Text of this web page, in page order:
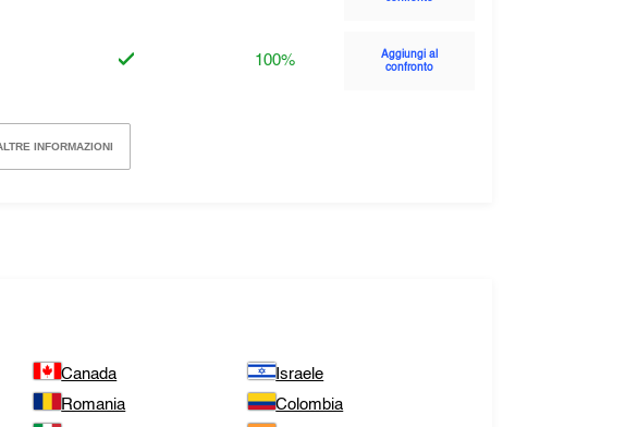
100%
Aggiungi al
confronto
INFORMAZIONI
Canada
Israele
Romania
Colombia